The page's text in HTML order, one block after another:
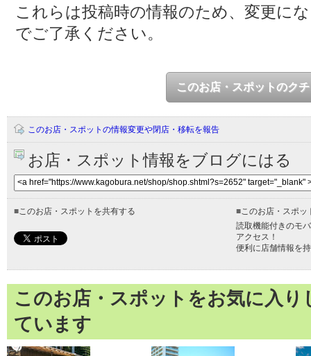
これらは投稿時の情報のため、変更に
でご了承ください。
このお店・スポットのク
このお店・スポットの情報変更や閉店・移転を報告
お店・スポット情報をブログにはる
■ このお店・スポットを共有する ■ このお店・スポ
読取機能付きのモ
アクセス！
便利に店舗情報を
このお店・スポットをお気に入
ています